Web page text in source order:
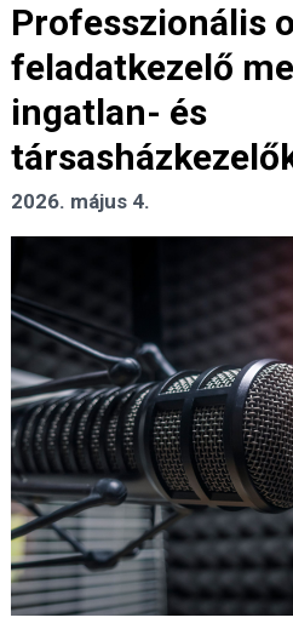
Professzionális
feladatkezelő
ingatlan- és
2026. május 4.